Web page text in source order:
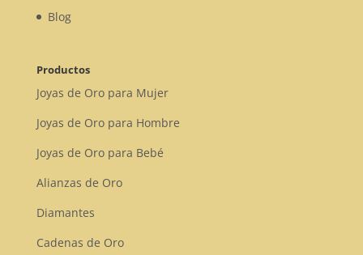
Blog
Productos
Joyas de Oro para Mujer
Joyas de Oro para Hombre
Joyas de Oro para Bebé
Alianzas de Oro
Diamantes
Cadenas de Oro